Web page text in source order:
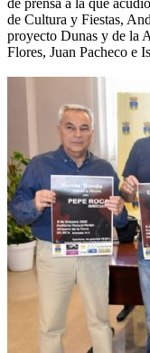
de prensa a la que
de Cultura y Fiestas,
proyecto Dunas y de la
Flores, Juan Pacheco e